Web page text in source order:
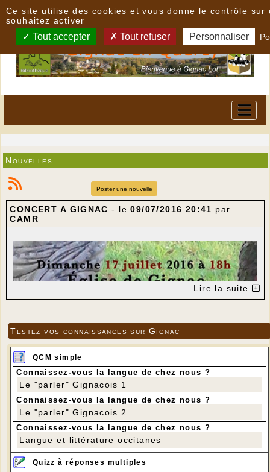
Nouvelles
Poster une nouvelle
CONCERT A GIGNAC - le09/07/2016 20:41 par
CAMR
Lire la suite
Testez vos connaissances sur Gignac
QCM simple
Connaissez-vous la langue de chez nous ?
Le "parler" Gignacois 1
Connaissez-vous la langue de chez nous ?
Le "parler" Gignacois 2
Connaissez-vous la langue de chez nous ?
Langue et littérature occitanes
Quizz à réponses multiples
Ce site utilise des cookies et vous donne le contrôle sur
souhaitez activer
Tout accepter Tout refuser Personnaliser